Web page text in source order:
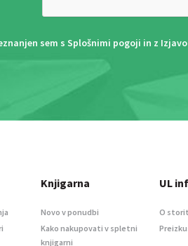
sem s Splošnimi pogoji in z
Knjigarna
Novo v ponudbi
Kako nakupovati v spletni
knjigarni
UL
O